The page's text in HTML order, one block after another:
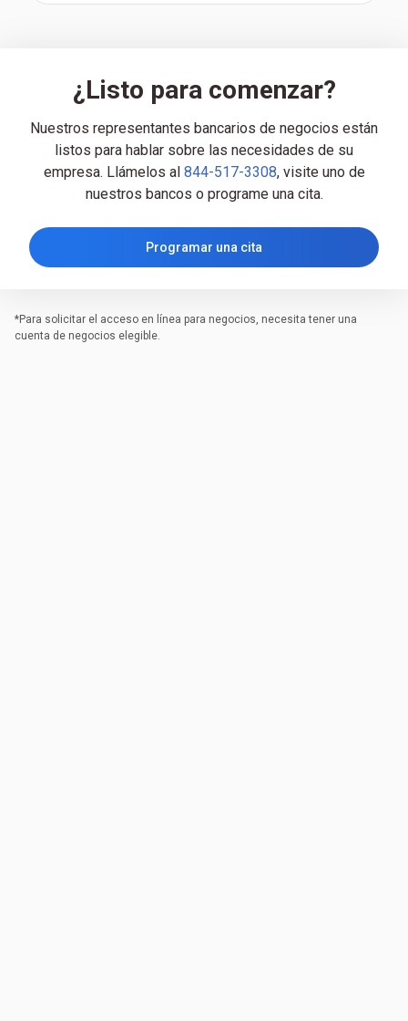
¿Listo para comenzar?
Nuestros representantes bancarios de negocios están
listos para hablar sobre las necesidades de su
empresa. Llámelos al 844-517-3308, visite uno de
nuestros bancos o programe una cita.
Programar una cita
*Para solicitar el acceso en línea para negocios, necesita tener una
cuenta de negocios elegible.